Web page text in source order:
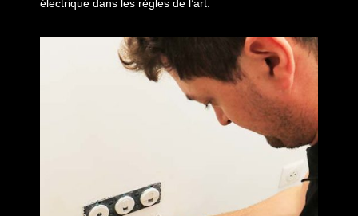
électrique dans les règles de l’art.